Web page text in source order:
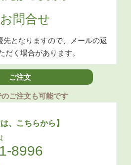
問合せ
となりますので、メールの返
く場合があります。
ご注文
ご注文も可能です
、こちらから】
8996